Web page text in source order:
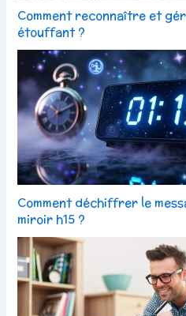
Comment reconnaître et
étouffant ?
Comment déchiffrer le
miroir h15 ?